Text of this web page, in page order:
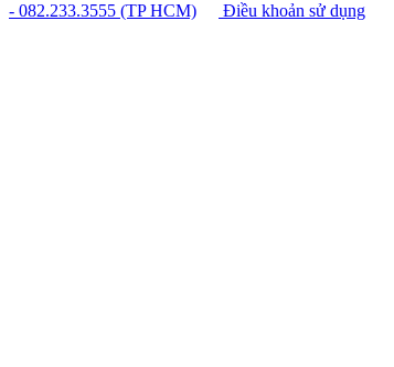
- 082.233.3555 (TP HCM)
Điều khoản sử dụng